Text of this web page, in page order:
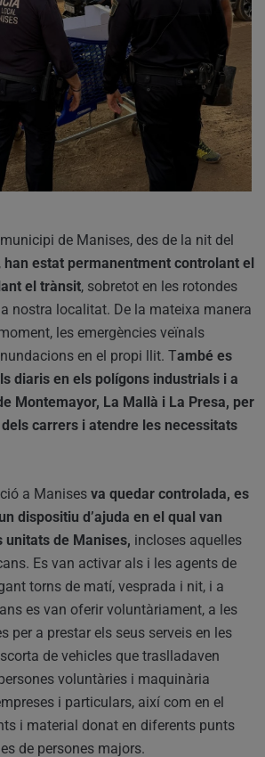
de Manises, des de la nit del
han estat permanentment controlant el
el trànsit, sobretot en les rotondes
nostra localitat. De la mateixa manera
les emergències veïnals
en el propi llit. També es
diaris en els polígons industrials i a
Montemayor, La Mallà i La Presa, per
carrers i atendre les necessitats
a Manises va quedar controlada, es
dispositiu d’ajuda en el qual van
unitats de Manises, incloses aquelles
Es van activar als i les agents de
torns de matí, vesprada i nit, i a
es van oferir voluntàriament, a les
per a prestar els seus serveis en les
de vehicles que traslladaven
voluntàries i maquinària
i particulars, així com en el
i material donat en diferents punts
de persones majors.